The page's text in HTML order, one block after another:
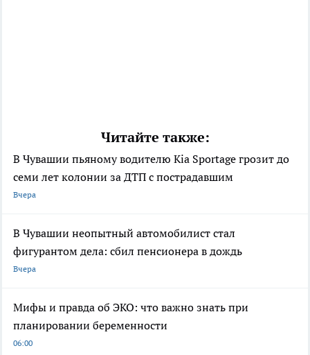
Читайте также:
В Чувашии пьяному водителю Kia Sportage грозит до
семи лет колонии за ДТП с пострадавшим
Вчера
В Чувашии неопытный автомобилист стал
фигурантом дела: сбил пенсионера в дождь
Вчера
Мифы и правда об ЭКО: что важно знать при
планировании беременности
06:00